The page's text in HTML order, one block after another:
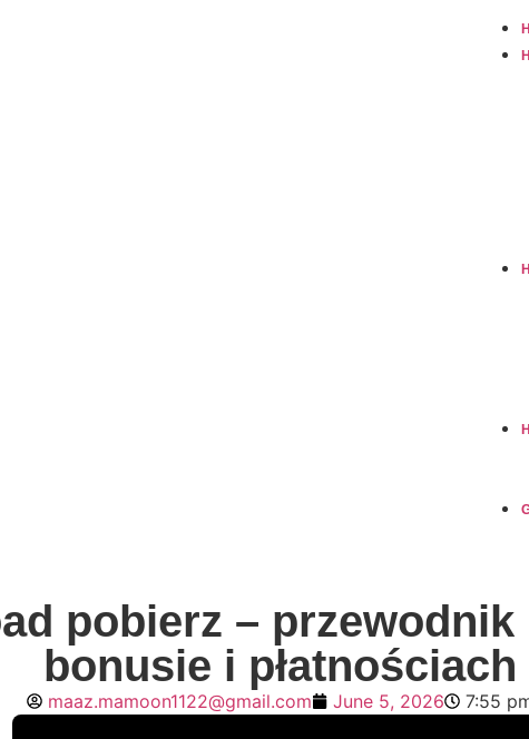
pobierz –
bonusie i płatnościach
maaz.mamoon1122@gmail.com June 5, 2026 7:55